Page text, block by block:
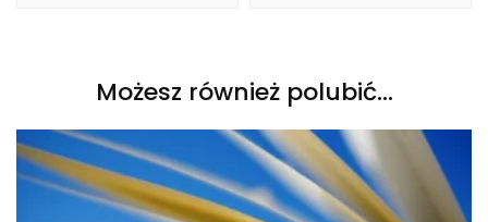
Możesz również polubić…